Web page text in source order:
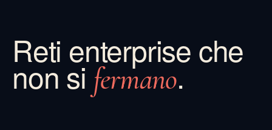
Reti enterprise che
non sifermano.